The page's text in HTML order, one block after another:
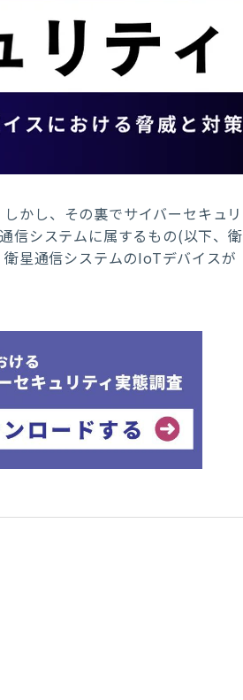
かし、その裏でサイバーセキュリ
信システムに属するもの(以下、衛
星通信システムのIoTデバイスが